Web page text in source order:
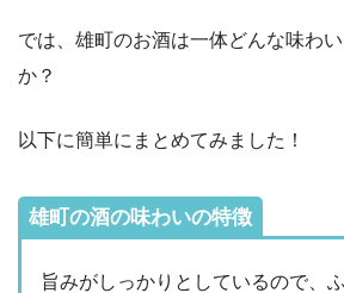
では、雄町のお酒は一体どんな味わ
か？
以下に簡単にまとめてみました！
雄町の酒の味わいの特徴
旨みがしっかりとしているので、